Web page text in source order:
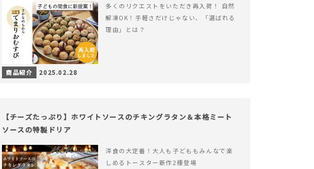
多くのリクエストをいただき再入荷！ 自然
解凍OK！手軽さだけじゃない、「選ばれる
理由」とは？
商品紹介 2025.02.28
【チーズたっぷり】ホワイトソースのチキングラタン＆本格ミート
ソースの特製ドリア
洋食の大定番！大人も子どももみんなで楽
しめるトースター新作2種登場